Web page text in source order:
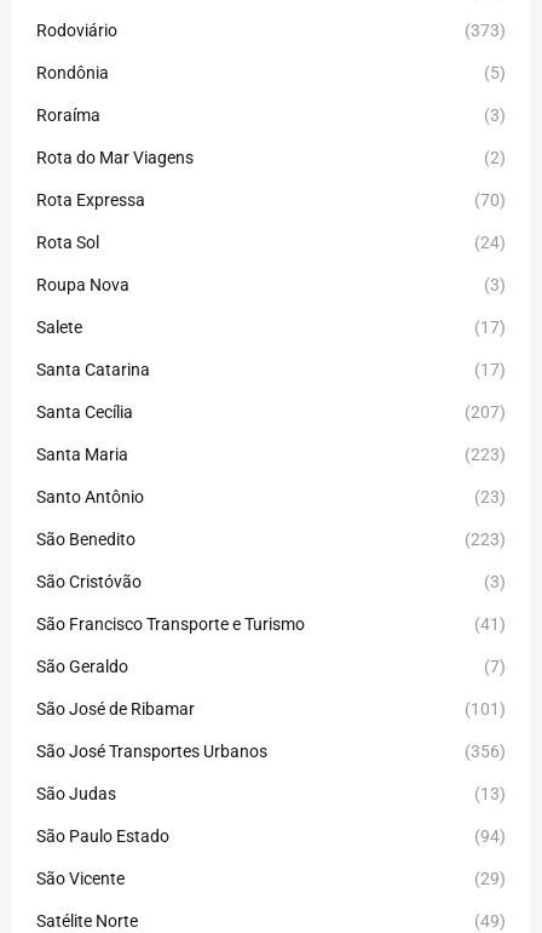
Rodoviário (373)
Rondônia (5)
Roraíma (3)
Rota do Mar Viagens (2)
Rota Expressa (70)
Rota Sol (24)
Roupa Nova (3)
Salete (17)
Santa Catarina (17)
Santa Cecília (207)
Santa Maria (223)
Santo Antônio (23)
São Benedito (223)
São Cristóvão (3)
São Francisco Transporte e Turismo (41)
São Geraldo (7)
São José de Ribamar (101)
São José Transportes Urbanos (356)
São Judas (13)
São Paulo Estado (94)
São Vicente (29)
Satélite Norte (49)